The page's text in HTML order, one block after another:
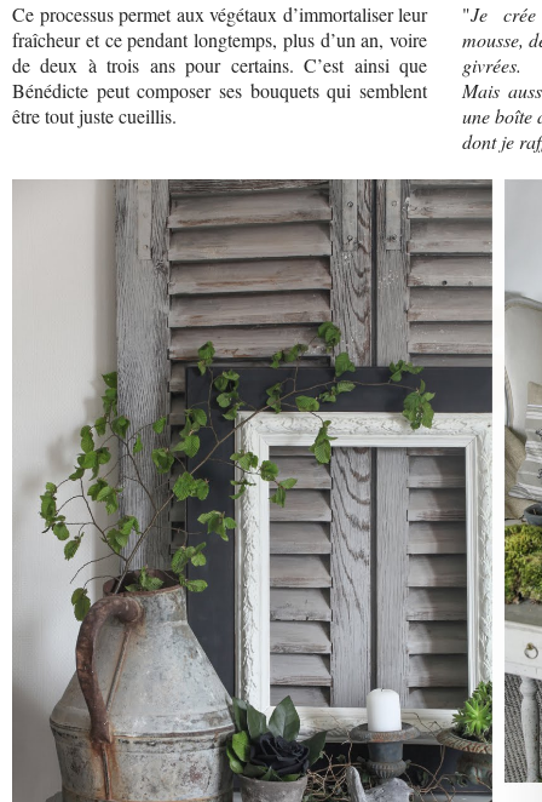
Ce processus permet aux végétaux d’immortaliser leur
fraîcheur et ce pendant longtemps, plus d’un an, voire
de deux à trois ans pour certains. C’est ainsi que
Bénédicte peut composer ses bouquets qui semblent
être tout juste cueillis.
"Je crée
mousse,
givrées.
Mais
une boîte
dont je